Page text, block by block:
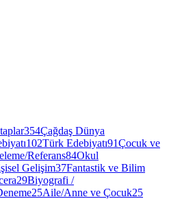
354Çağdaş Dünya
102Türk Edebiyatı91Çocuk ve
Referans84Okul
Gelişim37Fantastik ve Bilim
29Biyografi /
25Aile/Anne ve Çocuk25